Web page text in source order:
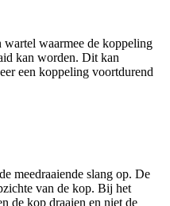
waarmee de koppeling
kan worden. Dit kan
een koppeling voortdurend
meedraaiende slang op. De
van de kop. Bij het
de kop draaien en niet de